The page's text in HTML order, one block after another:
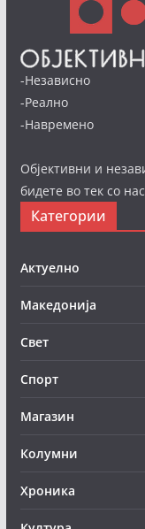
-Независно
-Реално
-Навремено
Објективни и
бидете во тек со
Категории
Актуелно
Македонија
Свет
Спорт
Магазин
Колумни
Хроника